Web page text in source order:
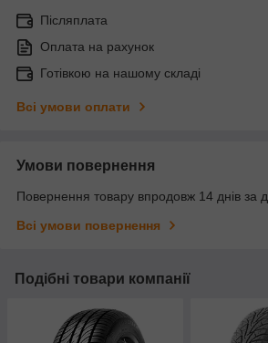
Післяплата
Оплата на рахунок
Готівкою на нашому складі
Всі умови оплати
Умови повернення
Повернення товару впродовж 14 днів за
Всі умови повернення
Подібні товари компанії